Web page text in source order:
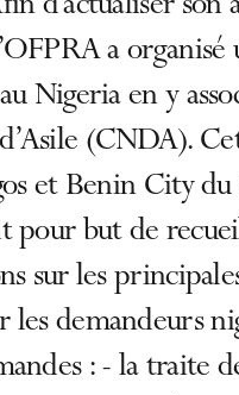
d’actualiser son
a organisé
Nigeria en y
(CNDA).
et Benin City
pour but de
sur les
les demandeurs
: - la traite